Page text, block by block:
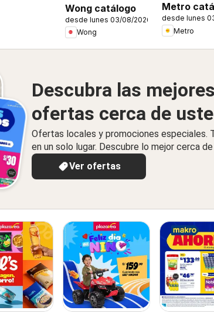
Wong catálogo
desde lunes 03/08/2026
Wong
Metro
desde lunes
Metro
Descubra las
ofertas cerca de
Ofertas locales y promociones especiales.
en un solo lugar. Descubre lo mejor cerca
Ver ofertas